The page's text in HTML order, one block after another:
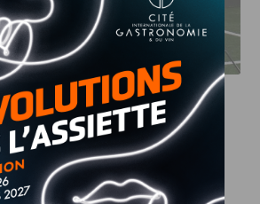
AVEC PIERRE-HENRI DEBALLON,
EN LIGUE 2
INFOS, SPORT
DFCO : Rencontre avec Pierre-Henri
Deballon, l’artisan de la montée en
Ligue 2
7 AOÛT, 2026
Le DFCO est de retour en Ligue 2 après trois ans
d’absence. La saison...